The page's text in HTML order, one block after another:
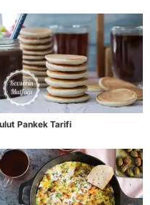
Pankek Tarifi